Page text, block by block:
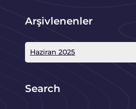
Arşivlenenler
Haziran 2025
Search